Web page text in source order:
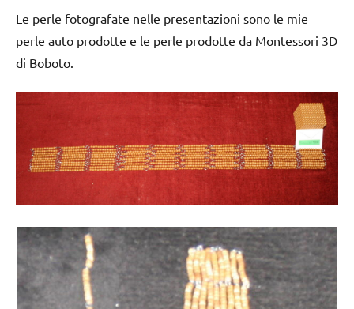
Le perle fotografate nelle presentazioni sono le mie
perle auto prodotte e le perle prodotte da Montessori 3D
di Boboto.